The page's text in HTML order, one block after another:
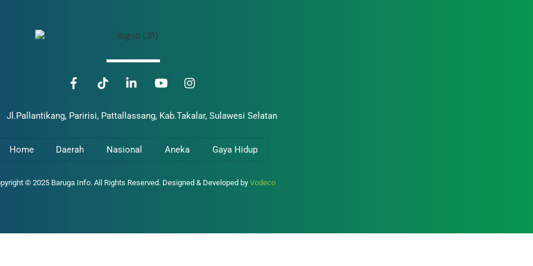
Jl.Pallantikang, Paririsi, Pattallassang, Kab.Takalar, Sulawesi Selatan
Home Daerah Nasional Aneka Gaya Hidup
© 2025 Baruga Info. All Rights Reserved. Designed & Developed by Vodeco